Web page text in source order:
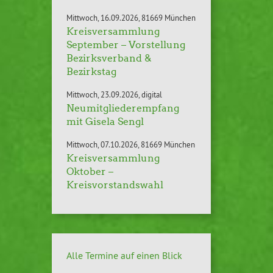
Mittwoch 16.09.2026 81669 München
Kreisversammlung
September – Vorstellung
Bezirksverband &
Bezirkstag
Mittwoch 23.09.2026 digital
Neumitgliederempfang
mit Gisela Sengl
Mittwoch 07.10.2026 81669 München
Kreisversammlung
Oktober –
Kreisvorstandswahl
Alle Termine auf einen Blick